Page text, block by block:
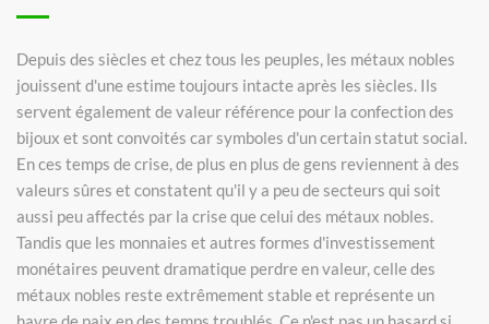
Depuis des siècles et chez tous les peuples, les métaux nobles
jouissent d'une estime toujours intacte après les siècles. Ils
servent également de valeur référence pour la confection des
bijoux et sont convoités car symboles d'un certain statut social.
En ces temps de crise, de plus en plus de gens reviennent à des
valeurs sûres et constatent qu'il y a peu de secteurs qui soit
aussi peu affectés par la crise que celui des métaux nobles.
Tandis que les monnaies et autres formes d'investissement
monétaires peuvent dramatique perdre en valeur, celle des
métaux nobles reste extrêmement stable et représente un